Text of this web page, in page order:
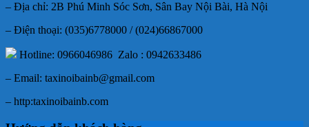
– Địa chỉ: 2B Phú Minh Sóc Sơn, Sân Bay Nội Bài, Hà Nội
– Điện thoại: (035)6778000 / (024)66867000
Hotline: 0966046986 Zalo : 0942633486
– Email: taxinoibainb@gmail.com
– http:taxinoibainb.com